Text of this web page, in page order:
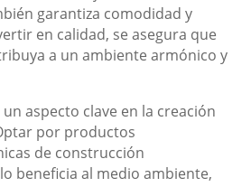
garantiza comodidad y
en calidad, se asegura que
a un ambiente armónico y
aspecto clave en la creación
por productos
de construcción
beneficia al medio ambiente,